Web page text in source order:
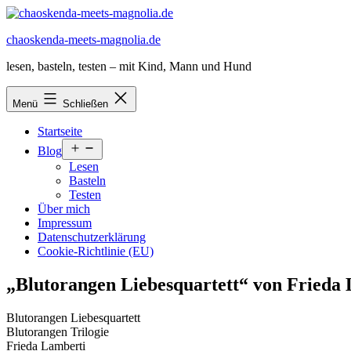
Zum
springen
chaoskenda-meets-magnolia.de
lesen, basteln, testen – mit Kind, Mann und Hund
Menü Schließen
Startseite
Blog
öffnen
Lesen
Basteln
Testen
Über mich
Impressum
Datenschutzerklärung
Cookie-Richtlinie (EU)
„Blutorangen Liebesquartett“ von Frieda
Blutorangen Liebesquartett
Blutorangen Trilogie
Frieda Lamberti